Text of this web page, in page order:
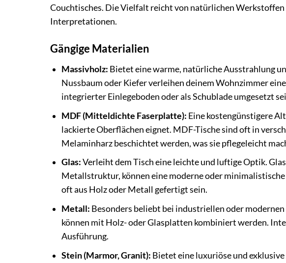
Couchtisches. Die Vielfalt reicht von natürlichen
Interpretationen.
Gängige Materialien
Massivholz: Bietet eine warme, natürliche Ausstrahlung
Nussbaum oder Kiefer verleihen deinem Wohnzimmer
integrierter Einlegeboden oder als Schublade umgesetzt
MDF (Mitteldichte Faserplatte): Eine kostengünstigere
lackierte Oberflächen eignet. MDF-Tische sind oft in
Melaminharz beschichtet werden, was sie pflegeleicht
Glas:Verleiht dem Tisch eine leichte und luftige Optik.
Metallstruktur, können eine moderne oder
oft aus Holz oder Metall gefertigt sein.
Metall: Besonders beliebt bei industriellen oder
können mit Holz- oder Glasplatten kombiniert werden.
Ausführung.
Stein (Marmor, Granit): Bietet eine luxuriöse und